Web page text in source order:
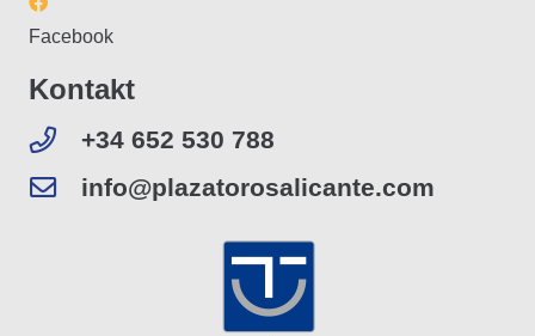
Facebook
Kontakt
+34 652 530 788
info@plazatorosalicante.com